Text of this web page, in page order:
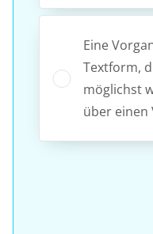
Eine
Textform,
möglichst
über einen